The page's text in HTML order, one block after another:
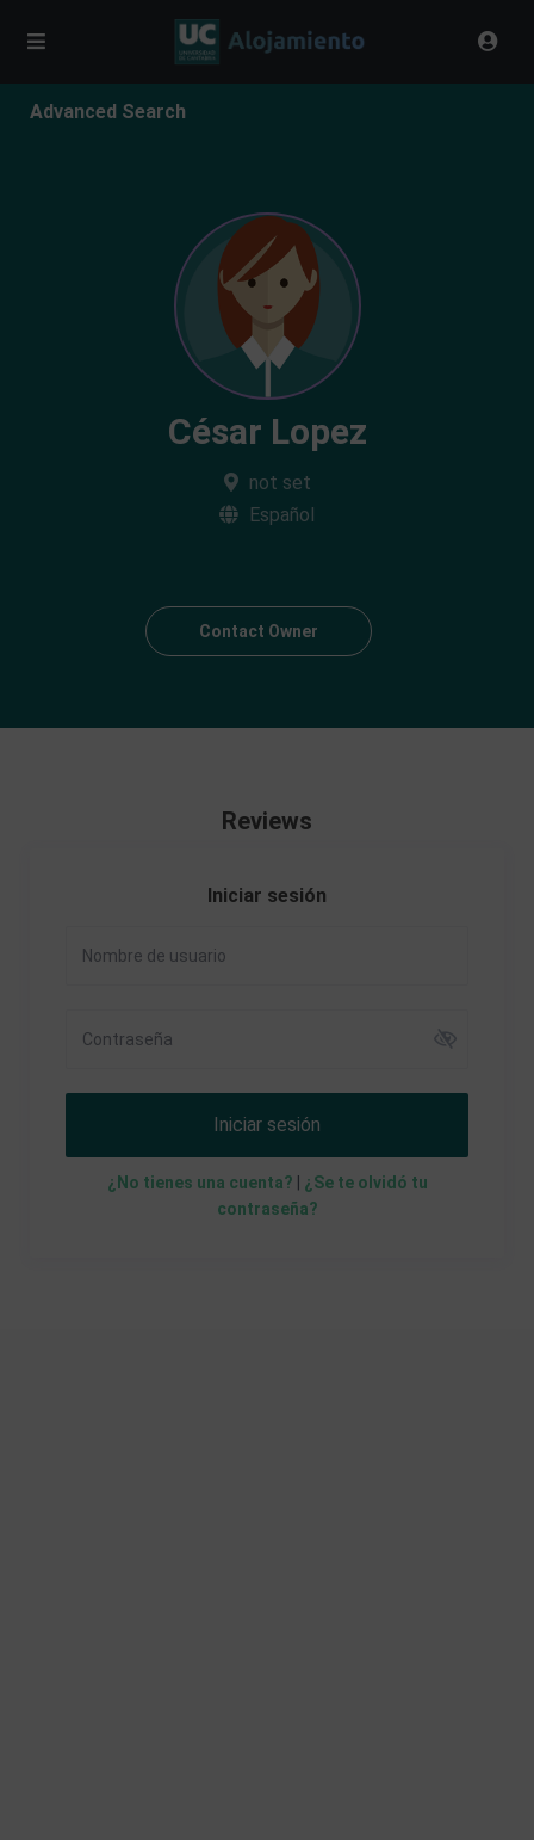
Advanced Search
César Lopez
not set
Español
Contact Owner
Reviews
Iniciar sesión
Iniciar sesión
¿No tienes una cuenta?
¿Se te olvidó tu
contraseña?